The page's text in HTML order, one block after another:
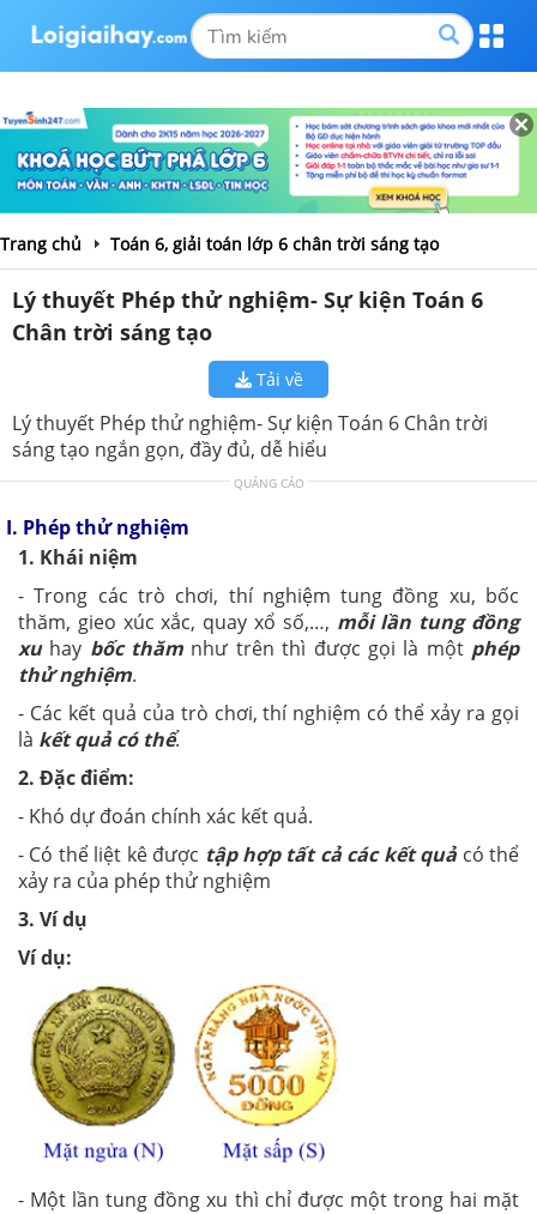
Trang chủ Toán 6, giải toán lớp 6 chân trời sáng tạo
Lý thuyết Phép thử nghiệm- Sự kiện Toán 6
Chân trời sáng tạo
Tải về
Lý thuyết Phép thử nghiệm- Sự kiện Toán 6 Chân trời
sáng tạo ngắn gọn, đầy đủ, dễ hiểu
QUẢNG CÁO
I. Phép thử nghiệm
1. Khái niệm
- Trong các trò chơi, thí nghiệm tung đồng xu, bốc
thăm, gieo xúc xắc, quay xổ số,…, mỗi lần tung đồng
xuhay bốc thăm như trên thì được gọi là một phép
thử nghiệm.
- Các kết quả của trò chơi, thí nghiệm có thể xảy ra gọi
là kết quả có thể.
2. Đặc điểm:
- Khó dự đoán chính xác kết quả.
- Có thể liệt kê được tập hợp tất cả các kết quả có thể
xảy ra của phép thử nghiệm
3. Ví dụ
Ví dụ:
- Một lần tung đồng xu thì chỉ được một trong hai mặt